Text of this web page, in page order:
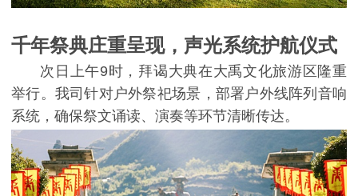
千年祭典庄重呈现，声光系统护航仪式
次日上午9时，拜谒大典在大禹文化旅游区隆重
举行。我司针对户外祭祀场景，部署户外线阵列音响
系统，确保祭文诵读、演奏等环节清晰传达。